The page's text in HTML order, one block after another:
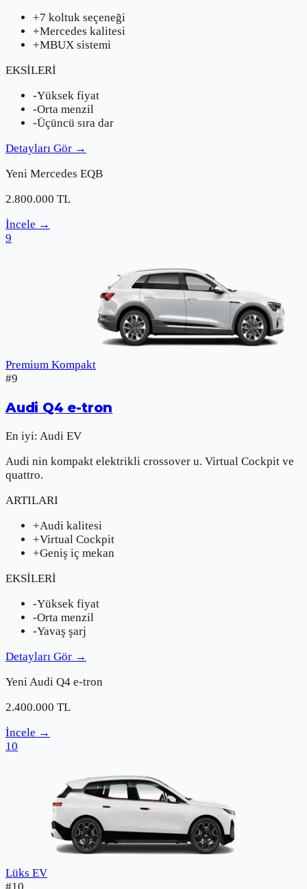
+7 koltuk seçeneği
+Mercedes kalitesi
+MBUX sistemi
EKSİLERİ
-Yüksek fiyat
-Orta menzil
-Üçüncü sıra dar
Detayları Gör →
Yeni Mercedes EQB
2.800.000 TL
İncele →
9
Premium Kompakt
#9
Audi Q4 e-tron
En iyi: Audi EV
Audi nin kompakt elektrikli crossover u. Virtual Cockpit ve
quattro.
ARTILARI
+Audi kalitesi
+Virtual Cockpit
+Geniş iç mekan
EKSİLERİ
-Yüksek fiyat
-Orta menzil
-Yavaş şarj
Detayları Gör →
Yeni Audi Q4 e-tron
2.400.000 TL
İncele →
10
Lüks EV
#10